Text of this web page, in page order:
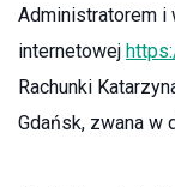
Administratorem i
internetowej
Rachunki
Gdańsk, zwana w